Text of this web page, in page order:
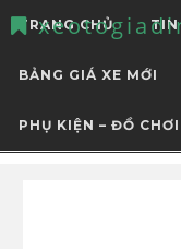
TRANG CHỦ TIN
BẢNG GIÁ XE MỚI
PHỤ KIỆN – ĐỒ